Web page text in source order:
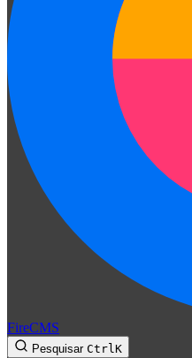
FireCMS
Pesquisar CtrlK